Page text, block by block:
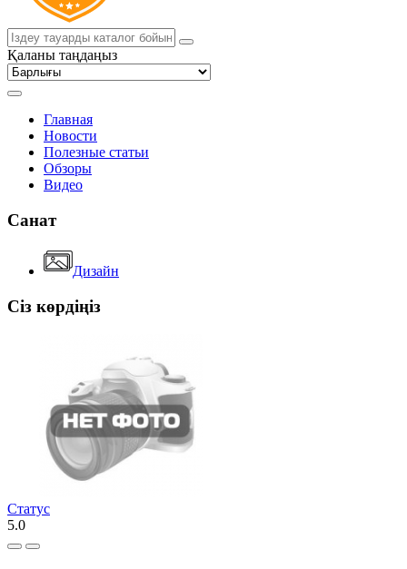
Қаланы таңдаңыз
Главная
Новости
Полезные статьи
Обзоры
Видео
Санат
Дизайн
Сіз көрдіңіз
Статус
5.0